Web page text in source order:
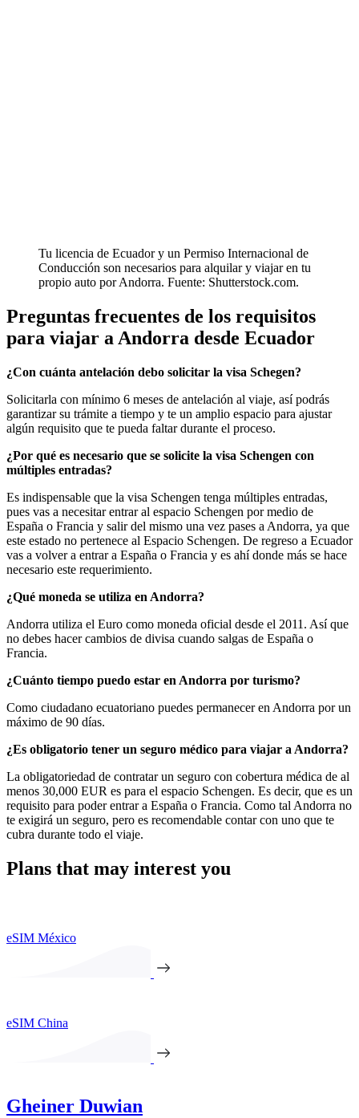
Tu licencia de Ecuador y un Permiso Internacional de
Conducción son necesarios para alquilar y viajar en tu
propio auto por Andorra. Fuente: Shutterstock.com.
Preguntas frecuentes de los requisitos
para viajar a Andorra desde Ecuador
¿Con cuánta antelación debo solicitar la visa Schegen?
Solicitarla con mínimo 6 meses de antelación al viaje, así podrás
garantizar su trámite a tiempo y te un amplio espacio para ajustar
algún requisito que te pueda faltar durante el proceso.
¿Por qué es necesario que se solicite la visa Schengen con
múltiples entradas?
Es indispensable que la visa Schengen tenga múltiples entradas,
pues vas a necesitar entrar al espacio Schengen por medio de
España o Francia y salir del mismo una vez pases a Andorra, ya que
este estado no pertenece al Espacio Schengen. De regreso a Ecuador
vas a volver a entrar a España o Francia y es ahí donde más se hace
necesario este requerimiento.
¿Qué moneda se utiliza en Andorra?
Andorra utiliza el Euro como moneda oficial desde el 2011. Así que
no debes hacer cambios de divisa cuando salgas de España o
Francia.
¿Cuánto tiempo puedo estar en Andorra por turismo?
Como ciudadano ecuatoriano puedes permanecer en Andorra por un
máximo de 90 días.
¿Es obligatorio tener un seguro médico para viajar a Andorra?
La obligatoriedad de contratar un seguro con cobertura médica de al
menos 30,000 EUR es para el espacio Schengen. Es decir, que es un
requisito para poder entrar a España o Francia. Como tal Andorra no
te exigirá un seguro, pero es recomendable contar con uno que te
cubra durante todo el viaje.
Plans that may interest you
eSIM México
eSIM China
Gheiner Duwian